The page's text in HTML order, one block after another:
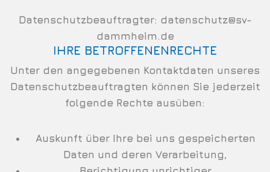
Datenschutzbeauftragter: datenschutz@sv-
dammheim.de
IHRE BETROFFENENRECHTE
Unter den angegebenen Kontaktdaten unseres
Datenschutzbeauftragten können Sie jederzeit
folgende Rechte ausüben:
Auskunft über Ihre bei uns gespeicherten
Daten und deren Verarbeitung,